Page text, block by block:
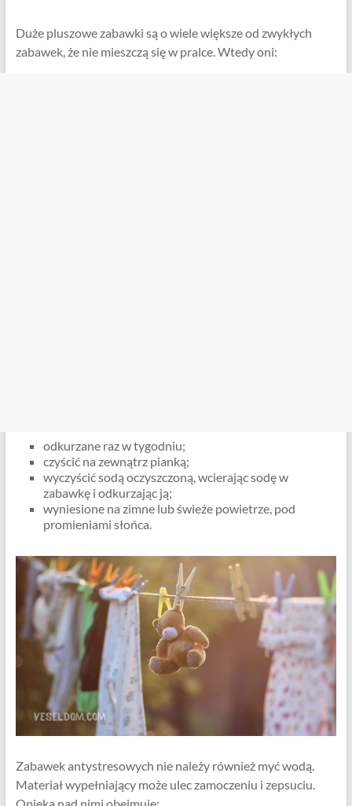
Duże pluszowe zabawki są o wiele większe od zwykłych
zabawek, że nie mieszczą się w pralce. Wtedy oni:
odkurzane raz w tygodniu;
czyścić na zewnątrz pianką;
wyczyścić sodą oczyszczoną, wcierając sodę w
zabawkę i odkurzając ją;
wyniesione na zimne lub świeże powietrze, pod
promieniami słońca.
Zabawek antystresowych nie należy również myć wodą.
Materiał wypełniający może ulec zamoczeniu i zepsuciu.